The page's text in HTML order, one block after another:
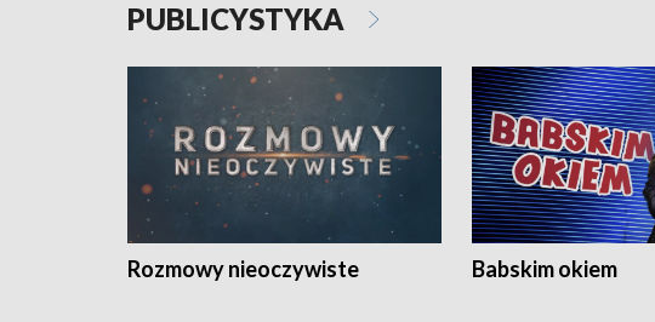
PUBLICYSTYKA
Rozmowy nieoczywiste Babskim okiem